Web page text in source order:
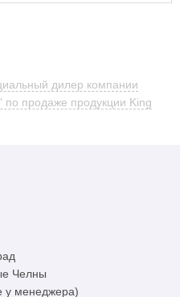
дилер компании
продаже продукции King
Челны
у менеджера)